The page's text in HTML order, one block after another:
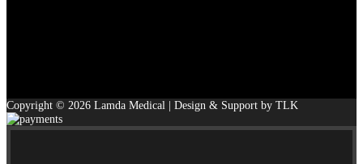
Copyright © 2026 Lamda Medical | Design & Support by TLK